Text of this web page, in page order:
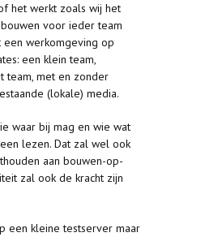
het werkt zoals wij het
voor ieder team
werkomgeving op
een klein team,
team, met en zonder
(lokale) media.
waar bij mag en wie wat
lezen. Dat zal wel ook
aan bouwen-op-
zal ook de kracht zijn
een kleine testserver maar